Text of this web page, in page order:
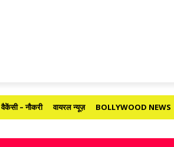
वैकेंसी – नौकरी वायरल न्यूज़ BOLLYWOOD NEWS